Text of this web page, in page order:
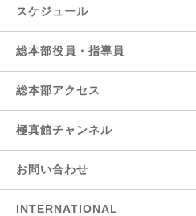
スケジュール
総本部役員・指導員
総本部アクセス
極真館チャンネル
お問い合わせ
INTERNATIONAL